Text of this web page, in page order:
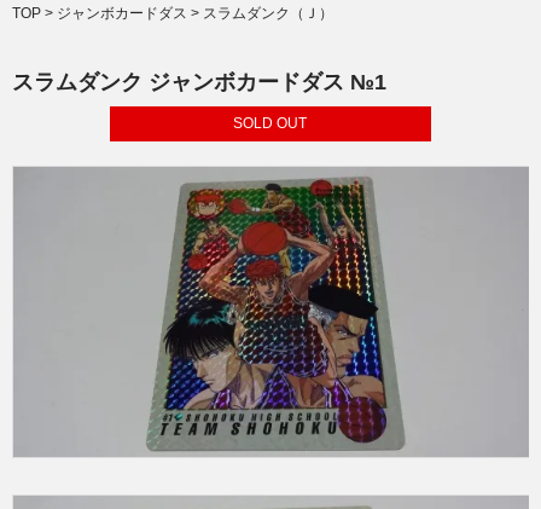
TOP > ジャンボカードダス > スラムダンク（Ｊ）
スラムダンク ジャンボカードダス №1
SOLD OUT